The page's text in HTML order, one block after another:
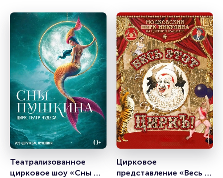
Театрализованное
цирковое шоу «Сны
Цирковое
представление «Весь